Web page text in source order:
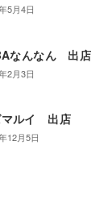
5月4日
なんなん 出店
2月3日
マルイ 出店
12月5日